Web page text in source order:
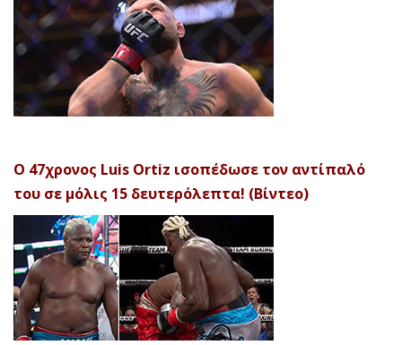
Ο 47χρονος Luis Ortiz ισοπέδωσε τον αντίπαλό
του σε μόλις 15 δευτερόλεπτα! (Βίντεο)